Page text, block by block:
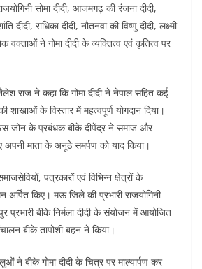
सोमा दीदी, आजमगढ़ की रंजना दीदी,
दीदी, राधिका दीदी, नौतनवा की विष्णु दीदी, लक्ष्मी
वक्ताओं ने गोमा दीदी के व्यक्तित्व एवं कृतित्व पर
राज ने कहा कि गोमा दीदी ने नेपाल सहित कई
शाखाओं के विस्तार में महत्वपूर्ण योगदान दिया।
जोन के प्रबंधक बीके दीपेंद्र ने समाज और
माता के अनूठे समर्पण को याद किया।
पत्रकारों एवं विभिन्न क्षेत्रों के
अर्पित किए। मऊ जिले की प्रभारी राजयोगिनी
प्रभारी बीके निर्मला दीदी के संयोजन में आयोजित
बीके तापोशी बहन ने किया।
ने बीके गोमा दीदी के चित्र पर माल्यार्पण कर